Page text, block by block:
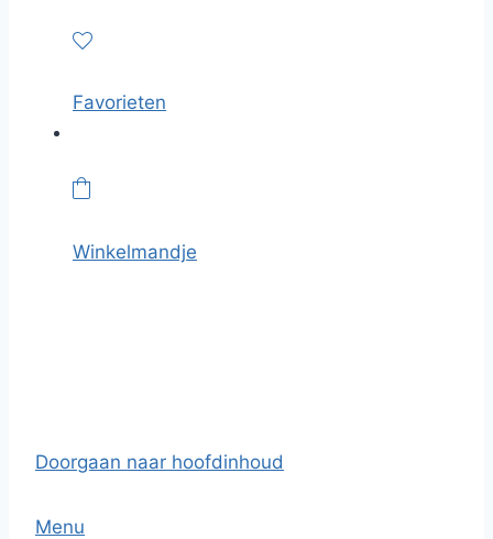
Favorieten
Winkelmandje
Doorgaan naar hoofdinhoud
Menu